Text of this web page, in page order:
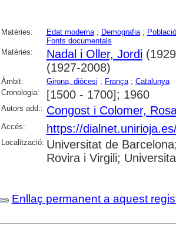
Matèries: Edat moderna; Demografia; Població
Fonts documentals
Matèries:
Nadal i Oller, Jordi
(1927-2008)
Àmbit: Girona, diòcesi ; França; Catalunya
Cronologia:
[1500 - 1700]; 1960
Autors add.: Congost i Colomer,
Accés: https://
Localització: Universitat de
Rovira i Virgili;
Enllaç permanent a aquest